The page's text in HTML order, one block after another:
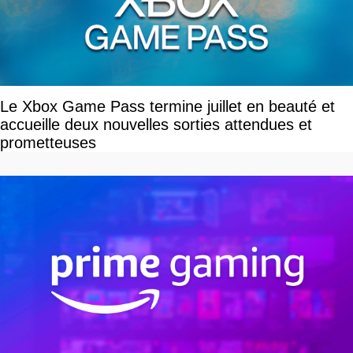
Le Xbox Game Pass termine juillet en beauté et
accueille deux nouvelles sorties attendues et
prometteuses